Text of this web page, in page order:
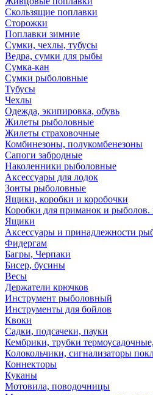
Скользящие поплавки
Сторожки
Поплавки зимние
Сумки, чехлы, тубусы
Ведра, сумки для рыбы
Сумка-кан
Сумки рыболовные
Тубусы
Чехлы
Одежда, экипировка, обувь
Жилеты рыболовные
Жилеты страховочные
Комбинезоны, полукомбенезоны
Сапоги забродные
Наколенники рыболовные
Аксессуары для лодок
Зонты рыболовные
Ящики, коробки и коробочки
Коробки для приманок и рыболов.
Ящики
Аксессуары и принадлежности
Фидергам
Багры, Черпаки
Бисер, бусины
Весы
Держатели крючков
Инструмент рыболовный
Инструменты для бойлов
Квоки
Садки, подсачеки, пауки
Кембрики, трубки
Колокольчики, сигнализаторы
Коннекторы
Куканы
Мотовила, поводочницы